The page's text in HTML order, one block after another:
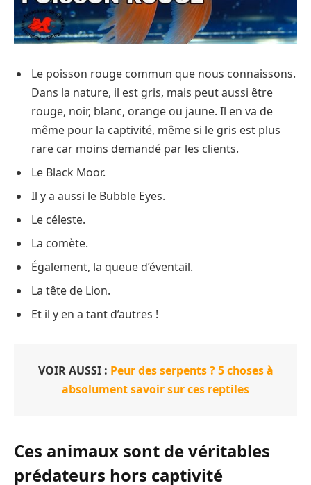
Le poisson rouge commun que nous connaissons.
Dans la nature, il est gris, mais peut aussi être
rouge, noir, blanc, orange ou jaune. Il en va de
même pour la captivité, même si le gris est plus
rare car moins demandé par les clients.
Le Black Moor.
Il y a aussi le Bubble Eyes.
Le céleste.
La comète.
Également, la queue d’éventail.
La tête de Lion.
Et il y en a tant d’autres !
VOIR AUSSI : Peur des serpents ? 5 choses à
absolument savoir sur ces reptiles
Ces animaux sont de véritables
prédateurs hors captivité